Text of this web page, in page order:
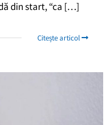
din start, “ca […]
Citește articol